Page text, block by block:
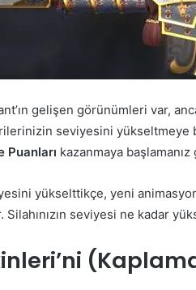
gelişen görünümleri var,
seviyesini yükseltmeye
Puanları kazanmaya başlamanız
yükselttikçe, yeni
Silahınızın seviyesi ne kadar